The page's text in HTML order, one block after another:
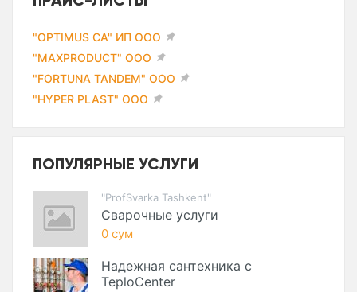
"OPTIMUS CA" ИП ООО
"MAXPRODUCT" ООО
"FORTUNA TANDEM" ООО
"HYPER PLAST" ООО
ПОПУЛЯРНЫЕ УСЛУГИ
"ProfSvarka Tashkent"
Сварочные услуги
0 сум
Надежная сантехника с
TeploCenter